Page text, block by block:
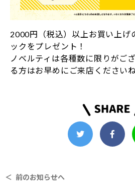
2000円（税込）以上お買い上げ
ックをプレゼント！
ノベルティは各種数に限りがご
る方はお早めにご来店ください
＜ 前のお知らせへ